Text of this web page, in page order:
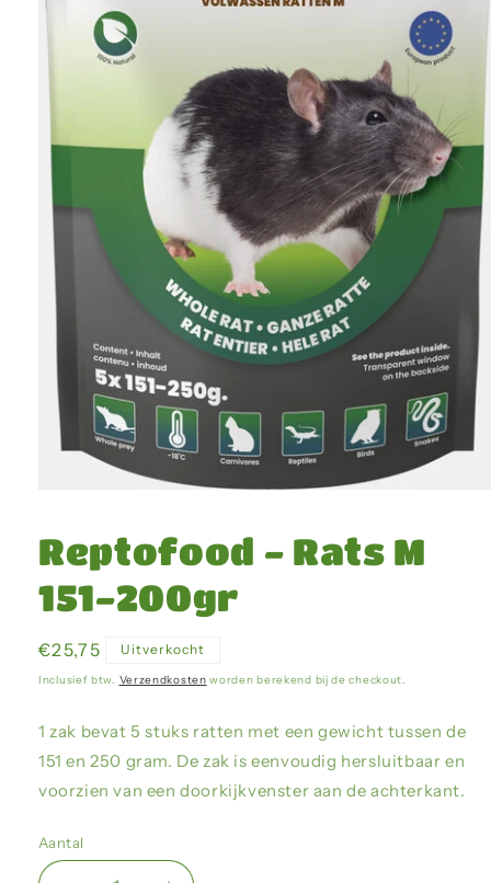
in
modaal
Reptofood - Rats M
151-200gr
Normale
prijs
€25,75 Uitverkocht
Inclusief btw. Verzendkosten worden berekend bij de checkout.
1 zak bevat 5 stuks ratten met een gewicht tussen de
151 en 250 gram. De zak is eenvoudig hersluitbaar en
voorzien van een doorkijkvenster aan de achterkant.
Aantal